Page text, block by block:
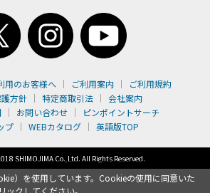
）を使用しています。Cookieの使用に同意いた
ックしてください。
用のお客様へ ご利用案内
ご利用規約
方針
特定商取引法
会社案内
お問い合わせ
ピンポイントサーチ
プ
WEBカタログ 英語版TOP
SHIMOJIMA Co.,Ltd. All Rights Reserved.